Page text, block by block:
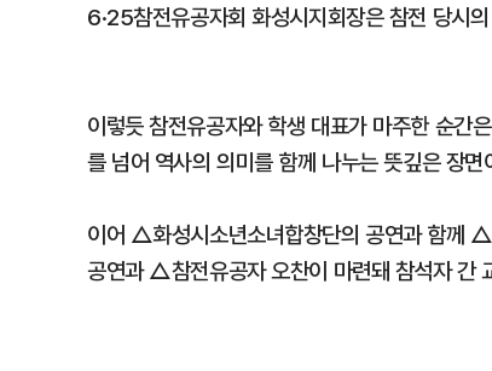
6·25참전유공자회 화성시지회장은 참전 당시
이렇듯 참전유공자와 학생 대표가 마주한 순간
를 넘어 역사의 의미를 함께 나누는 뜻깊은 장면
이어 △화성시소년소녀합창단의 공연과 함께
공연과 △참전유공자 오찬이 마련돼 참석자 간